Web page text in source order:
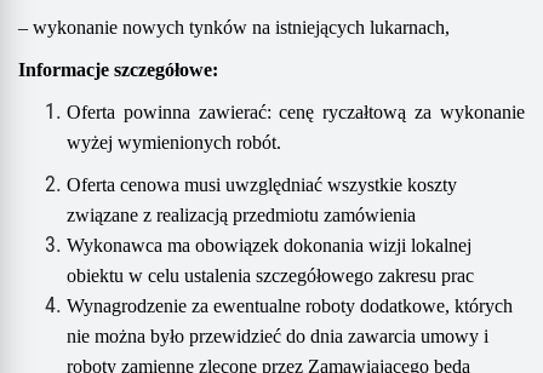
– wykonanie nowych tynków na istniejących lukarnach,
Informacje szczegółowe:
Oferta powinna zawierać: cenę ryczałtową za wykonanie
wyżej wymienionych robót.
Oferta cenowa musi uwzględniać wszystkie koszty
związane z realizacją przedmiotu zamówienia
Wykonawca ma obowiązek dokonania wizji lokalnej
obiektu w celu ustalenia szczegółowego zakresu prac
Wynagrodzenie za ewentualne roboty dodatkowe, których
nie można było przewidzieć do dnia zawarcia umowy i
roboty zamienne zlecone przez Zamawiającego będą